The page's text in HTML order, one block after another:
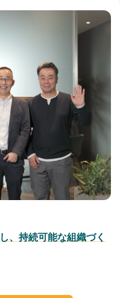
、持続可能な組織づく